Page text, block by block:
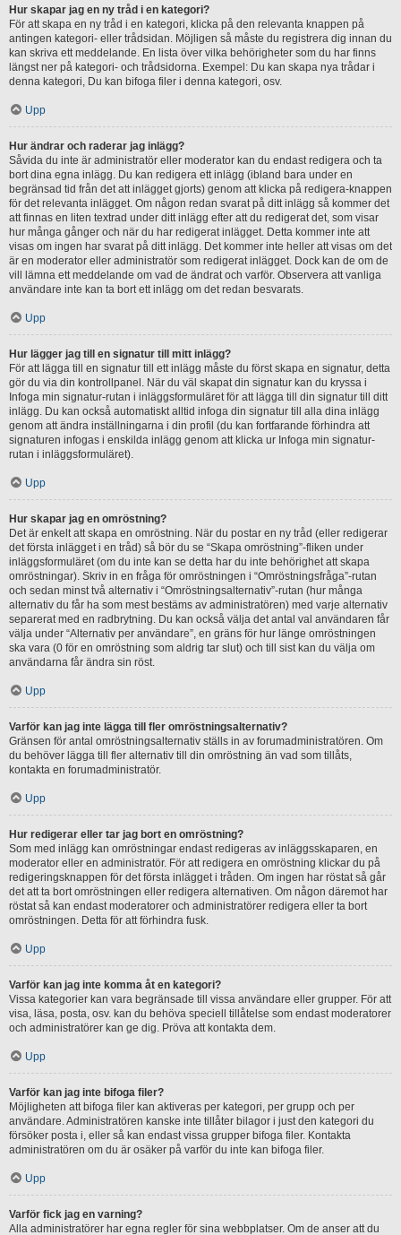
Hur skapar jag en ny tråd i en kategori?
För att skapa en ny tråd i en kategori, klicka på den relevanta knappen på
antingen kategori- eller trådsidan. Möjligen så måste du registrera dig innan du
kan skriva ett meddelande. En lista över vilka behörigheter som du har finns
längst ner på kategori- och trådsidorna. Exempel: Du kan skapa nya trådar i
denna kategori, Du kan bifoga filer i denna kategori, osv.
Upp
Hur ändrar och raderar jag inlägg?
Såvida du inte är administratör eller moderator kan du endast redigera och ta
bort dina egna inlägg. Du kan redigera ett inlägg (ibland bara under en
begränsad tid från det att inlägget gjorts) genom att klicka på redigera-knappen
för det relevanta inlägget. Om någon redan svarat på ditt inlägg så kommer det
att finnas en liten textrad under ditt inlägg efter att du redigerat det, som visar
hur många gånger och när du har redigerat inlägget. Detta kommer inte att
visas om ingen har svarat på ditt inlägg. Det kommer inte heller att visas om det
är en moderator eller administratör som redigerat inlägget. Dock kan de om de
vill lämna ett meddelande om vad de ändrat och varför. Observera att vanliga
användare inte kan ta bort ett inlägg om det redan besvarats.
Upp
Hur lägger jag till en signatur till mitt inlägg?
För att lägga till en signatur till ett inlägg måste du först skapa en signatur, detta
gör du via din kontrollpanel. När du väl skapat din signatur kan du kryssa i
Infoga min signatur-rutan i inläggsformuläret för att lägga till din signatur till ditt
inlägg. Du kan också automatiskt alltid infoga din signatur till alla dina inlägg
genom att ändra inställningarna i din profil (du kan fortfarande förhindra att
signaturen infogas i enskilda inlägg genom att klicka ur Infoga min signatur-
rutan i inläggsformuläret).
Upp
Hur skapar jag en omröstning?
Det är enkelt att skapa en omröstning. När du postar en ny tråd (eller redigerar
det första inlägget i en tråd) så bör du se “Skapa omröstning”-fliken under
inläggsformuläret (om du inte kan se detta har du inte behörighet att skapa
omröstningar). Skriv in en fråga för omröstningen i “Omröstningsfråga”-rutan
och sedan minst två alternativ i “Omröstningsalternativ”-rutan (hur många
alternativ du får ha som mest bestäms av administratören) med varje alternativ
separerat med en radbrytning. Du kan också välja det antal val användaren får
välja under “Alternativ per användare”, en gräns för hur länge omröstningen
ska vara (0 för en omröstning som aldrig tar slut) och till sist kan du välja om
användarna får ändra sin röst.
Upp
Varför kan jag inte lägga till fler omröstningsalternativ?
Gränsen för antal omröstningsalternativ ställs in av forumadministratören. Om
du behöver lägga till fler alternativ till din omröstning än vad som tillåts,
kontakta en forumadministratör.
Upp
Hur redigerar eller tar jag bort en omröstning?
Som med inlägg kan omröstningar endast redigeras av inläggsskaparen, en
moderator eller en administratör. För att redigera en omröstning klickar du på
redigeringsknappen för det första inlägget i tråden. Om ingen har röstat så går
det att ta bort omröstningen eller redigera alternativen. Om någon däremot har
röstat så kan endast moderatorer och administratörer redigera eller ta bort
omröstningen. Detta för att förhindra fusk.
Upp
Varför kan jag inte komma åt en kategori?
Vissa kategorier kan vara begränsade till vissa användare eller grupper. För att
visa, läsa, posta, osv. kan du behöva speciell tillåtelse som endast moderatorer
och administratörer kan ge dig. Pröva att kontakta dem.
Upp
Varför kan jag inte bifoga filer?
Möjligheten att bifoga filer kan aktiveras per kategori, per grupp och per
användare. Administratören kanske inte tillåter bilagor i just den kategori du
försöker posta i, eller så kan endast vissa grupper bifoga filer. Kontakta
administratören om du är osäker på varför du inte kan bifoga filer.
Upp
Varför fick jag en varning?
Alla administratörer har egna regler för sina webbplatser. Om de anser att du